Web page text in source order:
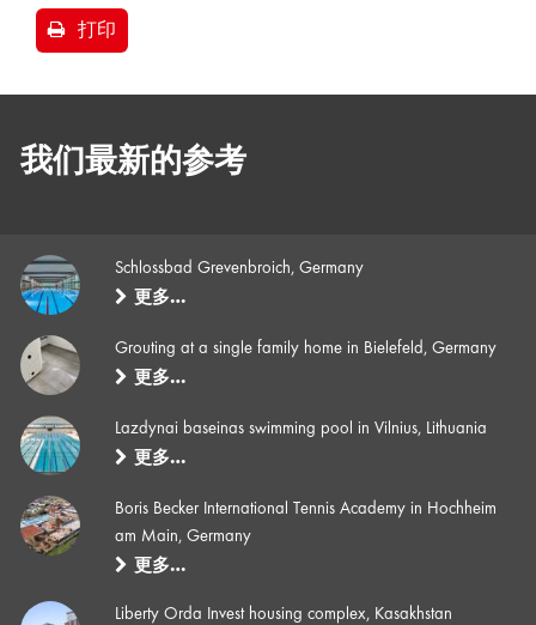
打印
我们最新的参考
Schlossbad Grevenbroich, Germany
更多…
Grouting at a single family home in Bielefeld, Germany
更多…
Lazdynai baseinas swimming pool in Vilnius, Lithuania
更多…
Boris Becker International Tennis Academy in Hochheim
am Main, Germany
更多…
Liberty Orda Invest housing complex, Kasakhstan